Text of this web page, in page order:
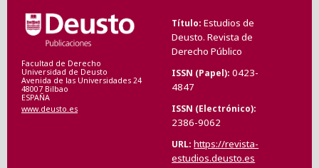
Facultad de Derecho
Universidad de Deusto
Avenida de las Universidades 24
48007 Bilbao
ESPAÑA
www.deusto.es
Título Estudios de
Deusto. Revista de
Derecho Público
ISSN (Papel) 0423-
4847
ISSN (Electrónico)
2386-9062
URL https://revista-
estudios.deusto.es